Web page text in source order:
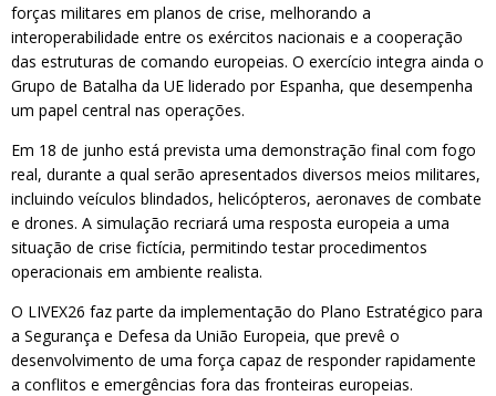
forças militares em planos de crise, melhorando a
interoperabilidade entre os exércitos nacionais e a cooperação
das estruturas de comando europeias. O exercício integra ainda o
Grupo de Batalha da UE liderado por Espanha, que desempenha
um papel central nas operações.
Em 18 de junho está prevista uma demonstração final com fogo
real, durante a qual serão apresentados diversos meios militares,
incluindo veículos blindados, helicópteros, aeronaves de combate
e drones. A simulação recriará uma resposta europeia a uma
situação de crise fictícia, permitindo testar procedimentos
operacionais em ambiente realista.
O LIVEX26 faz parte da implementação do Plano Estratégico para
a Segurança e Defesa da União Europeia, que prevê o
desenvolvimento de uma força capaz de responder rapidamente
a conflitos e emergências fora das fronteiras europeias.